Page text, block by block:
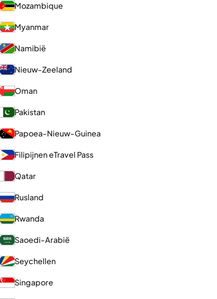
Mozambique
Myanmar
Namibië
Nieuw-Zeeland
Oman
Pakistan
Papoea-Nieuw-Guinea
Filipijnen eTravel Pass
Qatar
Rusland
Rwanda
Saoedi-Arabië
Seychellen
Singapore